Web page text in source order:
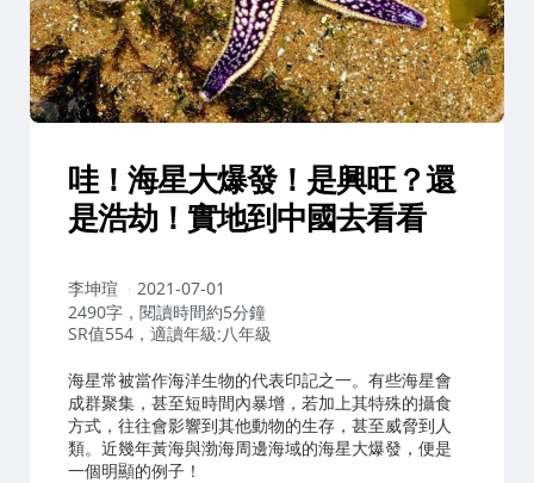
哇！海星大爆發！是興旺？還
是浩劫！實地到中國去看看
作
者：
李坤瑄
2021-07-01
2490字，閱讀時間約5分鐘
SR值554，適讀年級:八年級
海星常被當作海洋生物的代表印記之一。有些海星會
成群聚集，甚至短時間內暴增，若加上其特殊的攝食
方式，往往會影響到其他動物的生存，甚至威脅到人
類。近幾年黃海與渤海周邊海域的海星大爆發，便是
一個明顯的例子！